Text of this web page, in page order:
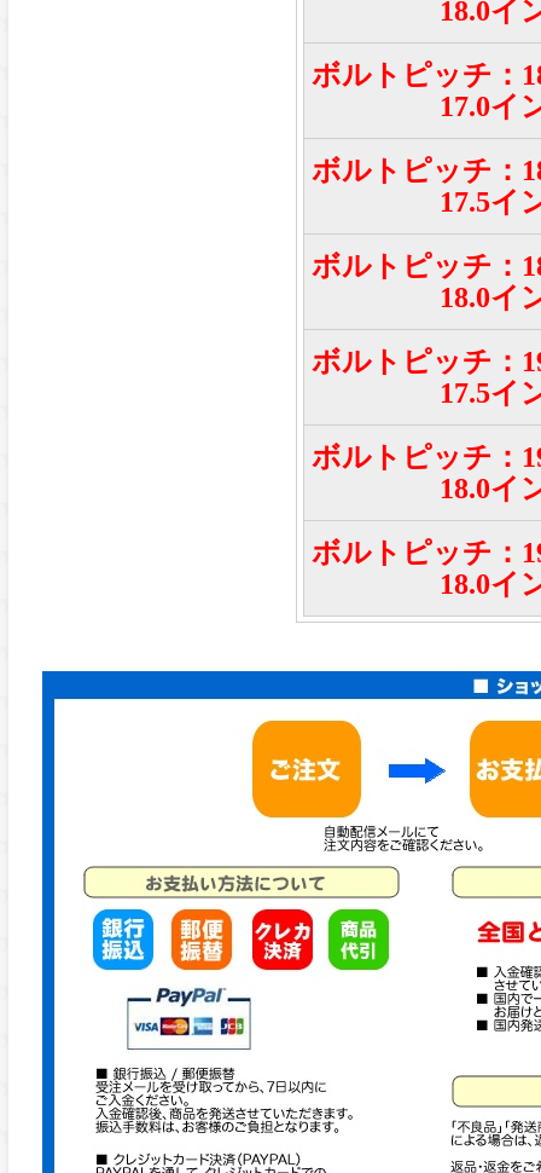
18.0イ
ボルトピッチ：
17.0イ
ボルトピッチ：
17.5イ
ボルトピッチ：
18.0イ
ボルトピッチ：
17.5イ
ボルトピッチ：
18.0イ
ボルトピッチ：
18.0イ